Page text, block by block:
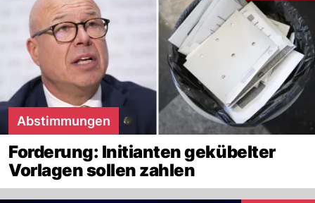
Abstimmungen
Forderung: Initianten gekübelter
Vorlagen sollen zahlen